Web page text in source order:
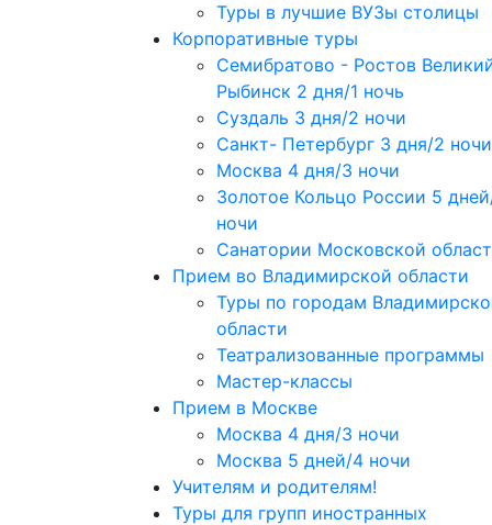
Туры в лучшие ВУЗы столицы
Корпоративные туры
Семибратово - Ростов
Рыбинск 2 дня/1 ночь
Суздаль 3 дня/2 ночи
Санкт- Петербург 3 дня/2 ночи
Москва 4 дня/3 ночи
Золотое Кольцо России 5
ночи
Санатории Московской
Прием во Владимирской области
Туры по городам
области
Театрализованные программы
Мастер-классы
Прием в Москве
Москва 4 дня/3 ночи
Москва 5 дней/4 ночи
Учителям и родителям!
Туры для групп иностранных